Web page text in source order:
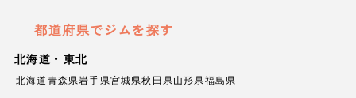
都道府県でジムを探す
北海道・東北
北海道青森県岩手県宮城県秋田県山形県福島県